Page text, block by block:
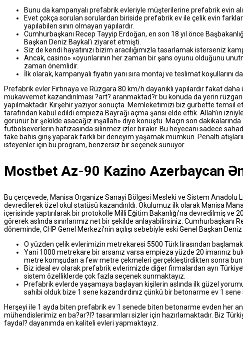
Bunu da kampanyalı prefabrik evleriyle müşterilerine prefabrik evin
Evet çokça sorulan sorulardan biriside prefabrik ev ile çelik evin
yapılabilen sınırı olmayan yapılardır.
Cumhurbaşkanı Recep Tayyip Erdoğan, en son 18 yıl önce
Başkan Deniz Baykal’ı ziyaret etmişti.
Siz de kendi hayatınızı bizim aracılığımızla tasarlamak isterseniz
Ancak, casino» «oyunlarının her zaman bir şans oyunu olduğunu
zaman önemlidir.
İlk olarak, kampanyalı fiyatın yanı sıra montaj ve teslimat koşullarını
Prefabrik evler Fırtınaya ve Rüzgara 80 km/h dayanıklı yapılardır fakat
mukavvemet kazandırılması ?art? aranmaktad?r bu konuda da yerin
yapılmaktadır. Kırşehir yazıyor sonuçta. Memleketimizi biz gurbette temsil
tarafından kabul edildi empieza Bayrağı açma şansı elde ettik. Allah’ın
görünür bir şekilde asacağız inşallah» diye konuştu. Maçın son
futbolseverlerin hafızasında silinmez izler bırakır. Bu heyecanı sadece
take bahis giriş yaparak farklı bir deneyim yaşamak mümkün. Penaltı
isteyenler için bu program, benzersiz bir seçenek sunuyor.
Mostbet Az-90 Kazino Azerbaycan
Bu çerçevede, Manisa Organize Sanayi Bölgesi Mesleki ve Sistem Anadolu
devredilerek özel okul statüsü kazandırıldı. Okulumuz ilk olarak Manisa
içerisinde yaptırılarak bir protokolle Milli Eğitim Bakanlığı’na devredilmiş ve
görerek aslında sınırlarımız net bir şekilde anlayabilirsiniz. Cumhurbaşkanı
döneminde, CHP Genel Merkezi’nin açılışı sebebiyle eski Genel Başkan
O yüzden çelik evlerimizin metrekaresi 5500 Türk lirasından
Yani 1000 metrekare bir arsanız varsa empieza yüzde 20 imarınız
metre komşudan a few metre çekmeleri gerçekleştirdikten sonra
Biz ideal ev olarak prefabrik evlerimizde diğer firmalardan ayrı
sistem özelliklerde çok fazla seçenek sunmaktayız.
Prefabrik evlerde yaşamaya başlayan kişilerin aslında ilk güzel
sahibi olduk bize 1 sene kazandırdınız çünkü bir betonarme ev 1
Herşeyi ile 1 ayda biten prefabrik ev 1 senede biten betonarme evden her
mühendislerimiz en ba?ar?l? tasarımları sizler için hazırlamaktadır. Biz
faydal? dayanımda en kaliteli evleri yapmaktayız.